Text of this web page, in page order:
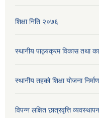
शिक्षा निति २०७६
स्थानीय पाठ्यक्रम विकास तथा
स्थानीय तहको शिक्षा योजना
विपन्न लक्षित छात्रवृत्ति